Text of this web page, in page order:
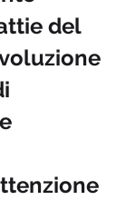
del